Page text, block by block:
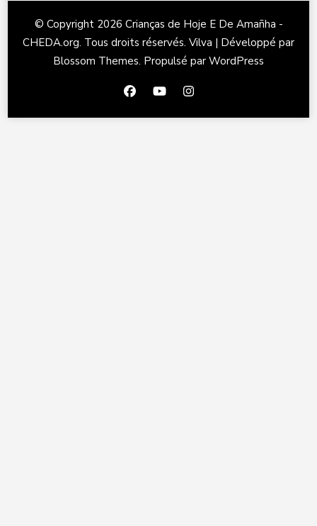
© Copyright 2026 Crianças de Hoje E De Amañha -
CHEDA.org. Tous droits réservés. Vilva | Développé par
Blossom Themes. Propulsé par WordPress